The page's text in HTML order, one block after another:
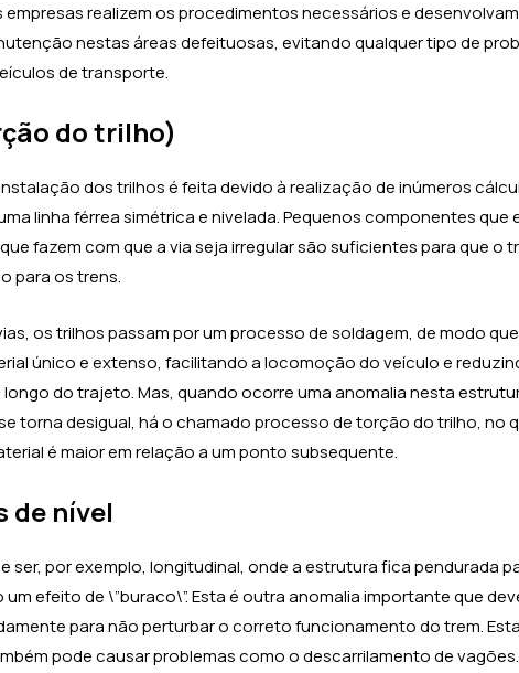
empresas realizem os procedimentos necessários e desenvolvam
nestas áreas defeituosas, evitando qualquer tipo de
de transporte.
do trilho)
dos trilhos é feita devido à realização de inúmeros
linha férrea simétrica e nivelada. Pequenos componentes que
fazem com que a via seja irregular são suficientes para que o
para os trens.
os trilhos passam por um processo de soldagem, de modo que
único e extenso, facilitando a locomoção do veículo e
do trajeto. Mas, quando ocorre uma anomalia nesta
torna desigual, há o chamado processo de torção do trilho, no
é maior em relação a um ponto subsequente.
de nível
ser, por exemplo, longitudinal, onde a estrutura fica pendurada
efeito de \”buraco\”. Esta é outra anomalia importante que
para não perturbar o correto funcionamento do trem. Esta
pode causar problemas como o descarrilamento de vagões.